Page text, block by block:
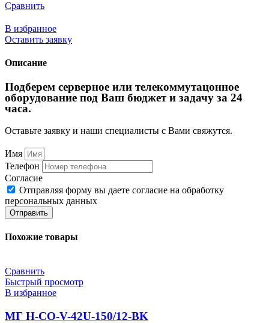
Сравнить
В избранное
Оставить заявку
Описание
Подберем серверное или телекоммутацонное
оборудование под Ваш бюджет и задачу за 24
часа.
Оставьте заявку и наши специалисты с Вами свяжутся.
Имя
Телефон
Согласие
Отправляя форму вы даете согласие на обработку
персональных данных
Отправить
Похожие товары
Сравнить
Быстрый просмотр
В избранное
МГ H-CO-V-42U-150/12-BK